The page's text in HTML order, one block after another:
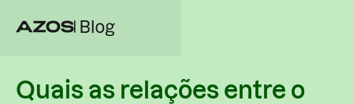
Quais as relações entre o